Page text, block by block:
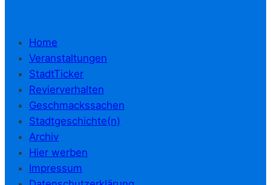
Home
Veranstaltungen
StadtTicker
Revierverhalten
Geschmackssachen
Stadtgeschichte(n)
Archiv
Hier werben
Impressum